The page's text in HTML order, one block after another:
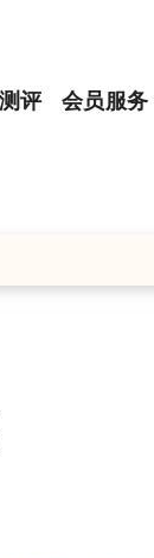
评 会员服务